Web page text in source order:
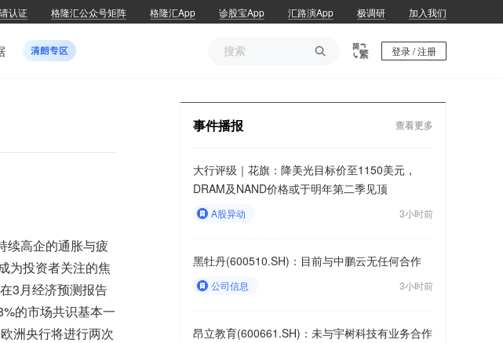
认证 格隆汇公众号矩阵 格隆汇App 诊股宝App 汇路演App 极调研 加入我们
 登录 / 注册
续高企的通胀与疲
为投资者关注的焦
3月经济预测报告
的市场共识基本一
洲央行将进行两次
事件播报 查看更多
大行评级｜花旗：降美光目标价至1150美元，
DRAM及NAND价格或于明年第二季见顶
A股异动 3小时前
黑牡丹(600510.SH)：目前与中鹏云无任何合作
公司信息 3小时前
昂立教育(600661.SH)：未与宇树科技有业务合作